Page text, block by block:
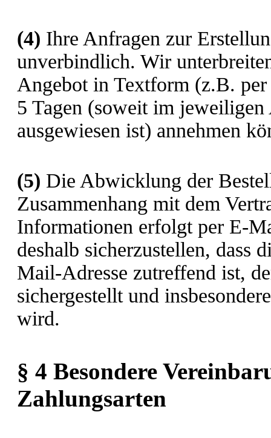
(4) Ihre Anfragen zur
unverbindlich. Wir
Angebot in Textform (z.B.
5 Tagen (soweit im
ausgewiesen ist) annehmen
(5) Die Abwicklung der
Zusammenhang mit dem
Informationen erfolgt per E-
deshalb sicherzustellen, dass
Mail-Adresse zutreffend ist,
sichergestellt und
wird.
§ 4 Besondere
Zahlungsarten